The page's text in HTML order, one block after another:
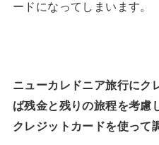
ードになってしまいます。
ニューカレドニア旅行にク
ば残金と残りの旅程を考慮
クレジットカードを使って